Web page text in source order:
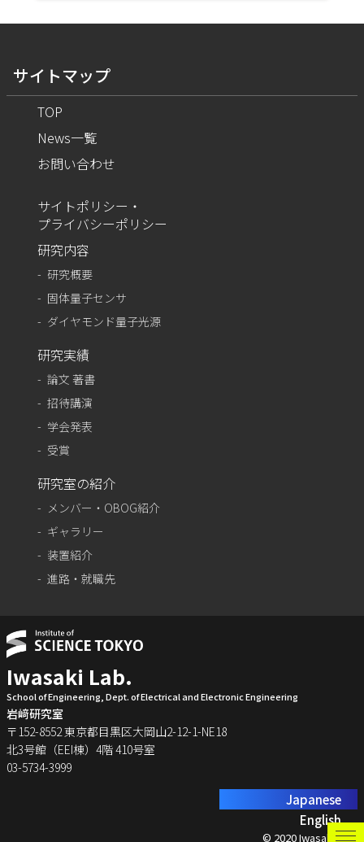
サイトマップ
TOP
News一覧
お問い合わせ
サイトポリシー・
プライバシーポリシー
研究内容
研究概要
固体量子センサ
ダイヤモンド量子光源
研究実績
論文 著書
招待講演
学会発表
受賞
研究室の紹介
メンバー・OBOG紹介
ギャラリー
装置紹介
進路・就職先
Iwasaki Lab.
School of Engineering, Dept. of Electrical and Electronic Engineering
岩﨑研究室
〒152-8552 東京都目黒区大岡山2-12-1-NE18
北3号館（EEI棟）4階 410号室
03-5734-3999
Japanese
English
© 2020 Iwasaki Lab.